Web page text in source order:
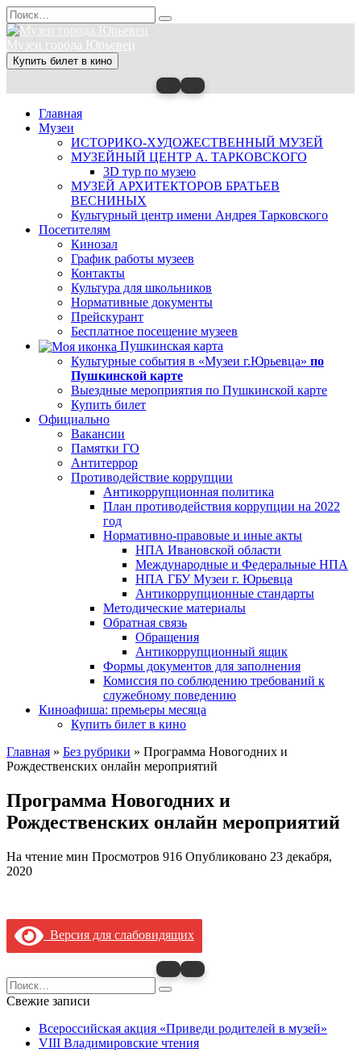
Перейти
к
содержанию
Search
for:
Музеи города Юрьевец
Купить билет в кино
Главная
Музеи
ИСТОРИКО-ХУДОЖЕСТВЕННЫЙ МУЗЕЙ
МУЗЕЙНЫЙ ЦЕНТР А. ТАРКОВСКОГО
3D тур по музею
МУЗЕЙ АРХИТЕКТОРОВ БРАТЬЕВ
ВЕСНИНЫХ
Культурный центр имени Андрея Тарковского
Посетителям
Кинозал
График работы музеев
Контакты
Культура для школьников
Нормативные документы
Прейскурант
Бесплатное посещение музеев
Пушкинская карта
Культурные события в «Музеи г.Юрьевца» по
Пушкинской карте
Выездные мероприятия по Пушкинской карте
Купить билет
Официально
Вакансии
Памятки ГО
Антитеррор
Противодействие коррупции
Антикоррупционная политика
План противодействия коррупции на 2022
год
Нормативно-правовые и иные акты
НПА Ивановской области
Международные и Федеральные НПА
НПА ГБУ Музеи г. Юрьевца
Антикоррупционные стандарты
Методические материалы
Обратная связь
Обращения
Антикоррупционный ящик
Формы документов для заполнения
Комиссия по соблюдению требований к
служебному поведению
Киноафиша: премьеры месяца
Купить билет в кино
Главная » Без рубрики » Программа Новогодних и
Рождественских онлайн мероприятий
Программа Новогодних и
Рождественских онлайн мероприятий
На чтение мин Просмотров 916 Опубликовано 23 декабря,
2020
Версия для слабовидящих
Search
for:
Свежие записи
Всероссийская акция «Приведи родителей в музей»
VIII Владимировские чтения